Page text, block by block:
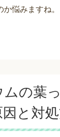
か悩みますね
ムの葉
と対